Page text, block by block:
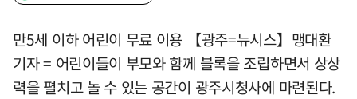
만5세 이하 어린이 무료 이용 【광주=뉴시스】맹대환
기자 = 어린이들이 부모와 함께 블록을 조립하면서 상상
력을 펼치고 놀 수 있는 공간이 광주시청사에 마련된다.